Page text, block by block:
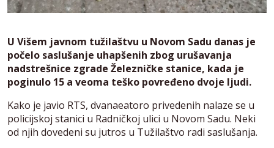
U Višem javnom tužilaštvu u Novom Sadu danas je
počelo saslušanje uhapšenih zbog urušavanja
nadstrešnice zgrade Železničke stanice, kada je
poginulo 15 a veoma teško povređeno dvoje ljudi.
Kako je javio RTS, dvanaeatoro privedenih nalaze se u
policijskoj stanici u Radničkoj ulici u Novom Sadu. Neki
od njih dovedeni su jutros u Tužilaštvo radi saslušanja.